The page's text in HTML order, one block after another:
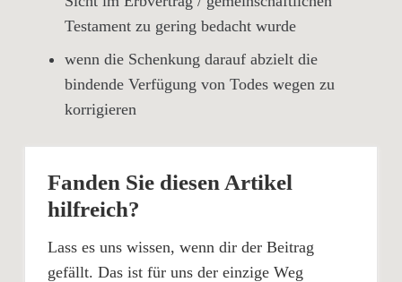
Testament zu gering bedacht wurde
wenn die Schenkung darauf abzielt die
bindende Verfügung von Todes wegen zu
korrigieren
Fanden Sie diesen Artikel
hilfreich?
Lass es uns wissen, wenn dir der Beitrag
gefällt. Das ist für uns der einzige Weg